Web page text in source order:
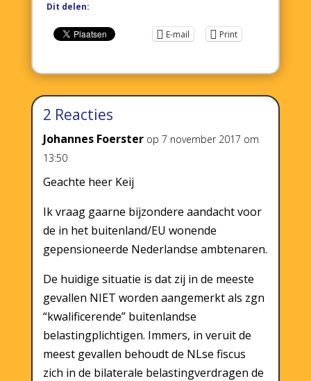
Dit delen:
E-mail Print
2 Reacties
Johannes Foerster op 7 november 2017 om
13:50
Geachte heer Keij
Ik vraag gaarne bijzondere aandacht voor
de in het buitenland/EU wonende
gepensioneerde Nederlandse ambtenaren.
De huidige situatie is dat zij in de meeste
gevallen NIET worden aangemerkt als zgn
“kwalificerende” buitenlandse
belastingplichtigen. Immers, in veruit de
meest gevallen behoudt de NLse fiscus
zich in de bilaterale belastingverdragen de